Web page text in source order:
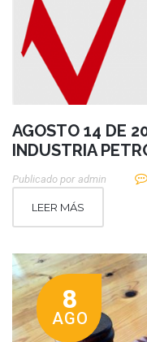
AGOSTO 14 DE
INDUSTRIA
Publicado por Admin
LEER MÁS
8
AGO